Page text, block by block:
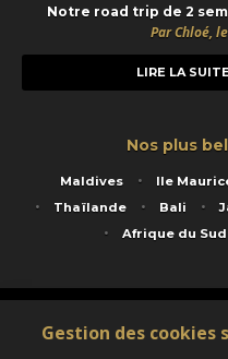
Notre road trip de 2
Par Chloé,
LIRE LA
Nos plus
Maldives Ile
Thaïlande
Bali
Afrique du Sud
Service animé par Nautil Voyages -
au capital de 155 696 euros -
Gestion des cookies